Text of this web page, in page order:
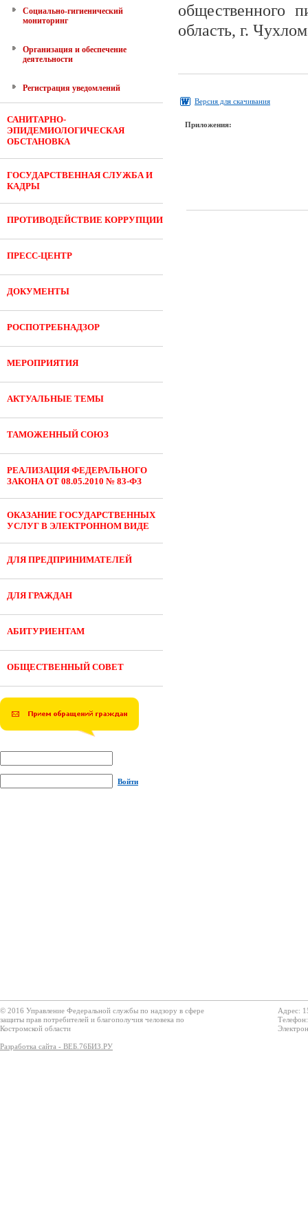
Социально-гигиенический
мониторинг
Организация и обеспечение
деятельности
Регистрация уведомлений
САНИТАРНО-
ЭПИДЕМИОЛОГИЧЕСКАЯ
ОБСТАНОВКА
ГОСУДАРСТВЕННАЯ СЛУЖБА И
КАДРЫ
ПРОТИВОДЕЙСТВИЕ КОРРУПЦИИ
ПРЕСС-ЦЕНТР
ДОКУМЕНТЫ
РОСПОТРЕБНАДЗОР
МЕРОПРИЯТИЯ
АКТУАЛЬНЫЕ ТЕМЫ
ТАМОЖЕННЫЙ СОЮЗ
РЕАЛИЗАЦИЯ ФЕДЕРАЛЬНОГО
ЗАКОНА ОТ 08.05.2010 № 83-ФЗ
ОКАЗАНИЕ ГОСУДАРСТВЕННЫХ
УСЛУГ В ЭЛЕКТРОННОМ ВИДЕ
ДЛЯ ПРЕДПРИНИМАТЕЛЕЙ
ДЛЯ ГРАЖДАН
АБИТУРИЕНТАМ
ОБЩЕСТВЕННЫЙ СОВЕТ
Войти
общественного
область, г.
Версия для скачивания
Приложения:
© 2016 Управление Федеральной службы по надзору в сфере
защиты прав потребителей и благополучия человека по
Костромской области
Разработка сайта - ВЕБ.76БИЗ.РУ
Адрес: